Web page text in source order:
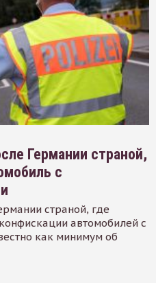
Германии страной,
с
страной, где
автомобилей с
как минимум об